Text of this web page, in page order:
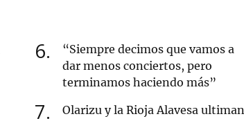
6
“Siempre decimos que vamos a
dar menos conciertos, pero
terminamos haciendo más”
7
Olarizu y la Rioja Alavesa ultiman